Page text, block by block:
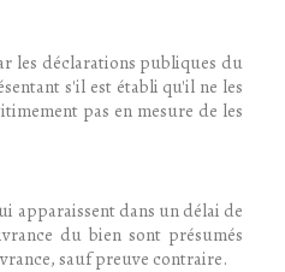
les déclarations publiques du
s'il est établi qu'il ne les
pas en mesure de les
apparaissent dans un délai de
du bien sont présumés
sauf preuve contraire.